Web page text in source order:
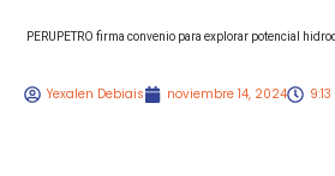
PERUPETRO firma convenio para explorar potencial
Yexalen Debiais noviembre 14, 2024